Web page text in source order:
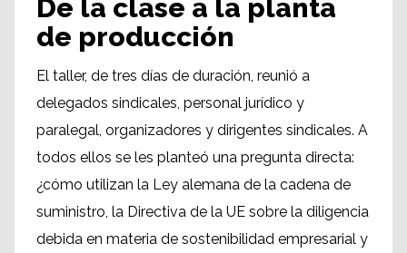
De la clase a la planta
de producción
El taller, de tres días de duración, reunió a
delegados sindicales, personal jurídico y
paralegal, organizadores y dirigentes sindicales. A
todos ellos se les planteó una pregunta directa:
¿cómo utilizan la Ley alemana de la cadena de
suministro, la Directiva de la UE sobre la diligencia
debida en materia de sostenibilidad empresarial y